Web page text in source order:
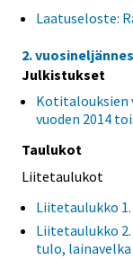
Laatuseloste:
2. vuosineljännes
Julkistukset
Kotitalouksien
vuoden 2014
Taulukot
Liitetaulukot
Liitetaulukko
Liitetaulukko
tulo,